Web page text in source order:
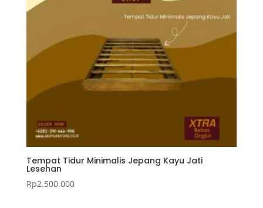
Tempat Tidur Minimalis Jepang Kayu Jati
Lesehan
Rp2.500.000